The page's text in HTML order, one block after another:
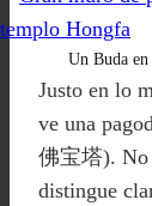
Un Buda en
Justo en lo
ve una
佛宝塔). No
distingue